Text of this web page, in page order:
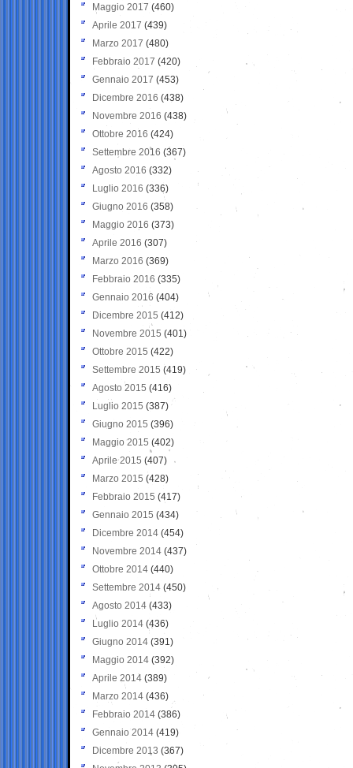
Maggio 2017 (460)
Aprile 2017 (439)
Marzo 2017 (480)
Febbraio 2017 (420)
Gennaio 2017 (453)
Dicembre 2016 (438)
Novembre 2016 (438)
Ottobre 2016 (424)
Settembre 2016 (367)
Agosto 2016 (332)
Luglio 2016 (336)
Giugno 2016 (358)
Maggio 2016 (373)
Aprile 2016 (307)
Marzo 2016 (369)
Febbraio 2016 (335)
Gennaio 2016 (404)
Dicembre 2015 (412)
Novembre 2015 (401)
Ottobre 2015 (422)
Settembre 2015 (419)
Agosto 2015 (416)
Luglio 2015 (387)
Giugno 2015 (396)
Maggio 2015 (402)
Aprile 2015 (407)
Marzo 2015 (428)
Febbraio 2015 (417)
Gennaio 2015 (434)
Dicembre 2014 (454)
Novembre 2014 (437)
Ottobre 2014 (440)
Settembre 2014 (450)
Agosto 2014 (433)
Luglio 2014 (436)
Giugno 2014 (391)
Maggio 2014 (392)
Aprile 2014 (389)
Marzo 2014 (436)
Febbraio 2014 (386)
Gennaio 2014 (419)
Dicembre 2013 (367)